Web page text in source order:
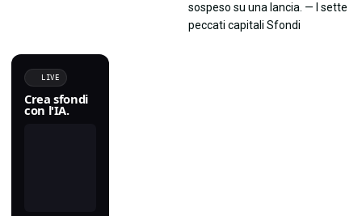
LIVE
Crea sfondi
con l'IA.